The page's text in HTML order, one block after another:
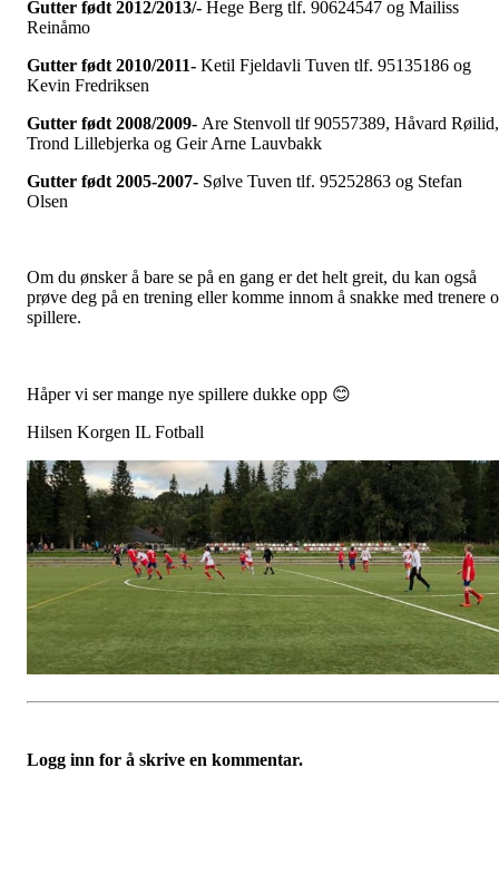
Gutter født 2012/2013/- Hege Berg tlf. 90624547 og Mailiss
Reinåmo
Gutter født 2010/2011- Ketil Fjeldavli Tuven tlf. 95135186 og
Kevin Fredriksen
Gutter født 2008/2009- Are Stenvoll tlf 90557389, Håvard Røilid,
Trond Lillebjerka og Geir Arne Lauvbakk
Gutter født 2005-2007- Sølve Tuven tlf. 95252863 og Stefan
Olsen
Om du ønsker å bare se på en gang er det helt greit, du kan også
prøve deg på en trening eller komme innom å snakke med trenere
spillere.
Håper vi ser mange nye spillere dukke opp 😊
Hilsen Korgen IL Fotball
Logg inn for å skrive en kommentar.